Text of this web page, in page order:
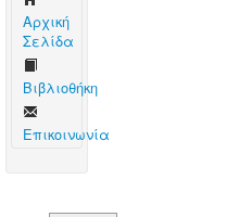
Aρχική
Σελίδα
Βιβλιοθήκη
Επικοινωνία